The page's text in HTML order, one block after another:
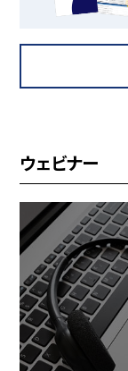
ウェビナー